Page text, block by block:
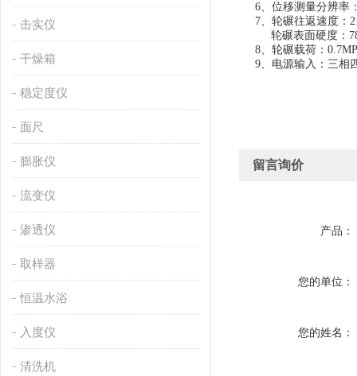
击实仪
干燥箱
稳定度仪
面尺
膨胀仪
流变仪
渗透仪
取样器
恒温水浴
入度仪
清洗机
6、位移测量分辨率
7、轮碾往返速度：
轮碾表面硬度：
8、轮碾载荷：
9、电源输入：三相
留言询价
产品：
您的单位：
您的姓名：